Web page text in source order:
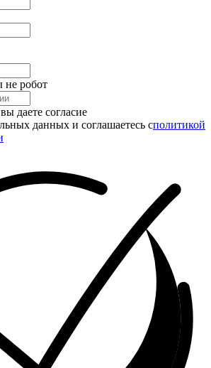
не робот
даете согласие
данных и соглашаетесь cполитикой